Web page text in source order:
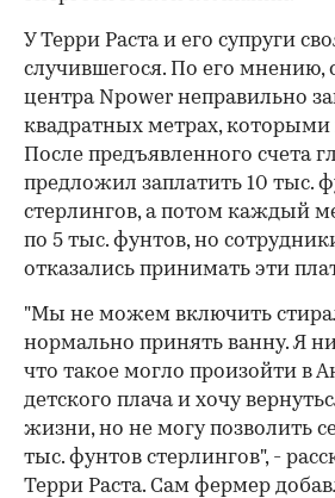
00:00 / 00:00
У Терри Раста и его супруги
случившегося. По его мнению,
центра Npower неправильно
квадратных метрах, которыми
После предъявленного счета
предложил заплатить 10 тыс.
стерлингов, а потом каждый
по 5 тыс. фунтов, но
отказались принимать эти
"Мы не можем включить
нормально принять ванну. Я
что такое могло произойти в
детского плача и хочу
жизни, но не могу позволить
тыс. фунтов стерлингов", -
Терри Раста. Сам фермер